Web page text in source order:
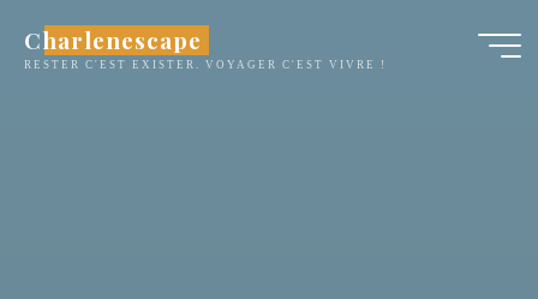
contenu
Charlenescape
RESTER C'EST EXISTER. VOYAGER C'EST VIVRE !